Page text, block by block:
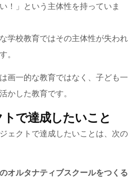
！」という主体性を持っていま
学校教育ではその主体性が失われ
。
画一的な教育ではなく、子ども一
かした教育です。
で達成したいこと
ェクトで達成したいことは、次の
オルタナティブスクールをつくる